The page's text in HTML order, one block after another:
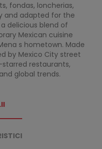
fondas, loncherias,
and adapted for the
delicious blend of
Mexican cuisine
s hometown. Made
by Mexico City street
restaurants,
global trends.